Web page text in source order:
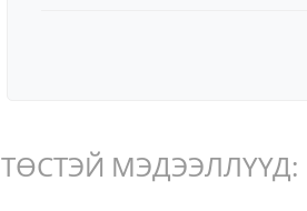
ТӨСТЭЙ МЭДЭЭЛЛҮҮД: